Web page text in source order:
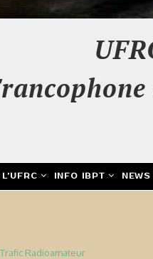
INFO IBPT
Trafic Radioamateur